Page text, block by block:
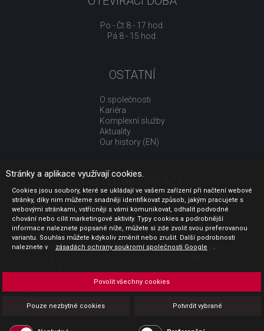
Po - Čt 8 - 17 hod.
Pá 8 - 15 hod.
OSTATNÍ
O společnosti
Kariéra
Komplexní služby
Aktuality
Our history (EN)
UŽITEČNÉ ODKAZY
Jak nakupovat
Obchodní podmínky
GDPR - ochrana osobních údajů
Profil zadavatele
Sdělení před uzavřením kupní smlouvy pro spotřebitele
Platba
Povinná publicita
Stránky a aplikace využívají cookies.
Cookies jsou soubory, které se ukládají ve vašem zařízení při načtení webové
stránky, díky nim můžeme snadněji identifikovat způsob, jakým pracujete s
webovými stránkami, vstřícněji s vámi komunikovat, odhalit podvodné
chování nebo cílit marketingové aktivity. Typy cookies a podrobnější
informace naleznete popsané níže, můžete si zde zvolit svou preferovanou
variantu. Souhlas můžete kdykoliv změnit nebo zrušit. Další podrobnosti
naleznete v
zásadách ochrany soukromí společnosti Google .
Pouze nezbytné cookies Potvrdit vybrané
Povolit všechny cookies